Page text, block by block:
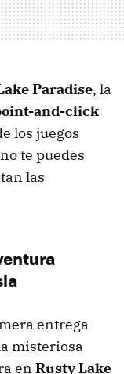
Paradise, la
and-click
los juegos
te puedes
las
entrega
misteriosa
en Rusty Lake